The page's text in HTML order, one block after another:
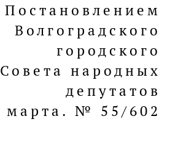
Постановлением
Волгоградского
городского
Совета народных
депутатов
марта. № 55/602